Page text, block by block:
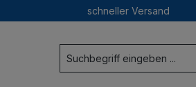
schneller Versand